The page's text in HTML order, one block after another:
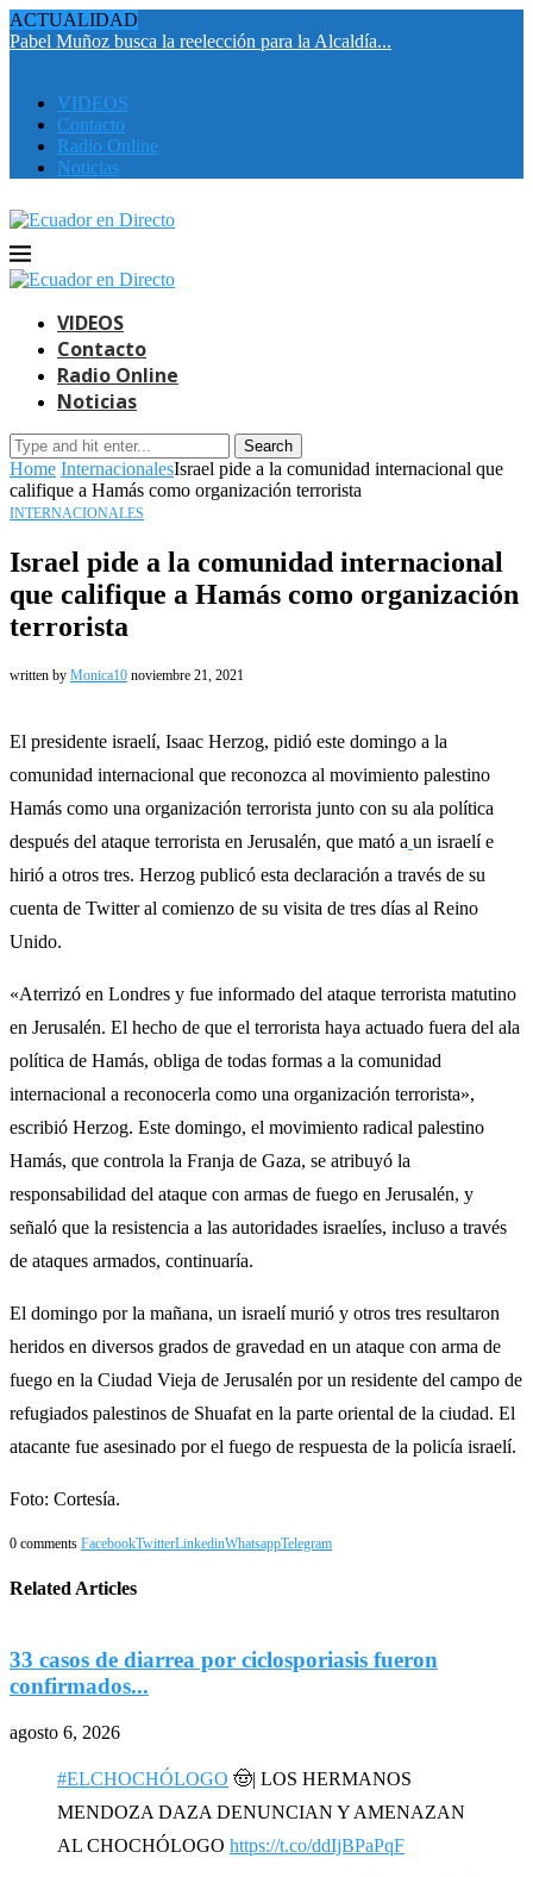
ACTUALIDAD
Pabel Muñoz busca la reelección para la Alcaldía...
VIDEOS
Contacto
Radio Online
Noticias
VIDEOS
Contacto
Radio Online
Noticias
Search
Home InternacionalesIsrael pide a la comunidad internacional que
califique a Hamás como organización terrorista
INTERNACIONALES
Israel pide a la comunidad internacional
que califique a Hamás como organización
terrorista
written by Monica10 noviembre 21, 2021
El presidente israelí, Isaac Herzog, pidió este domingo a la
comunidad internacional que reconozca al movimiento palestino
Hamás como una organización terrorista junto con su ala política
después del ataque terrorista en Jerusalén, que mató a un israelí e
hirió a otros tres. Herzog publicó esta declaración a través de su
cuenta de Twitter al comienzo de su visita de tres días al Reino
Unido.
«Aterrizó en Londres y fue informado del ataque terrorista matutino
en Jerusalén. El hecho de que el terrorista haya actuado fuera del ala
política de Hamás, obliga de todas formas a la comunidad
internacional a reconocerla como una organización terrorista»,
escribió Herzog. Este domingo, el movimiento radical palestino
Hamás, que controla la Franja de Gaza, se atribuyó la
responsabilidad del ataque con armas de fuego en Jerusalén, y
señaló que la resistencia a las autoridades israelíes, incluso a través
de ataques armados, continuaría.
El domingo por la mañana, un israelí murió y otros tres resultaron
heridos en diversos grados de gravedad en un ataque con arma de
fuego en la Ciudad Vieja de Jerusalén por un residente del campo de
refugiados palestinos de Shuafat en la parte oriental de la ciudad. El
atacante fue asesinado por el fuego de respuesta de la policía israelí.
Foto: Cortesía.
0 comments FacebookTwitterLinkedinWhatsappTelegram
Related Articles
33 casos de diarrea por ciclosporiasis fueron
confirmados...
agosto 6, 2026
#ELCHOCHÓLOGO 🤠| LOS HERMANOS
MENDOZA DAZA DENUNCIAN Y AMENAZAN
AL CHOCHÓLOGO https://t.co/ddIjBPaPqF